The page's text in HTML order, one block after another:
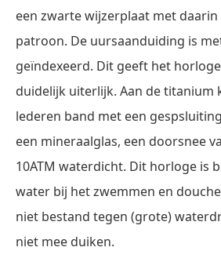
een zwarte wijzerplaat met daarin
patroon. De uursaanduiding is
geïndexeerd. Dit geeft het
duidelijk uiterlijk. Aan de titanium
lederen band met een
een mineraalglas, een doorsnee
10ATM waterdicht. Dit horloge is
water bij het zwemmen en
niet bestand tegen (grote)
niet mee duiken.